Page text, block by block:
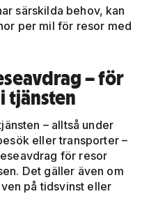
särskilda behov, kan
per mil för resor med
– för
tjänsten
– alltså under
eller transporter –
för resor
Det gäller även om
på tidsvinst eller